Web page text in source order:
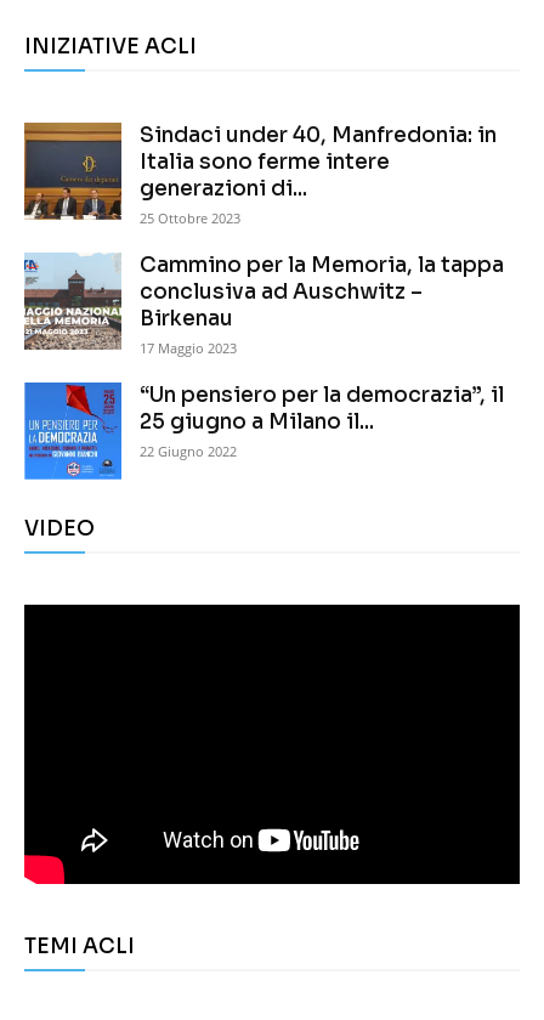
INIZIATIVE ACLI
Sindaci under 40, Manfredonia: in
Italia sono ferme intere
generazioni di...
25 Ottobre 2023
Cammino per la Memoria, la tappa
conclusiva ad Auschwitz –
Birkenau
17 Maggio 2023
“Un pensiero per la democrazia”, il
25 giugno a Milano il...
22 Giugno 2022
VIDEO
TEMI ACLI